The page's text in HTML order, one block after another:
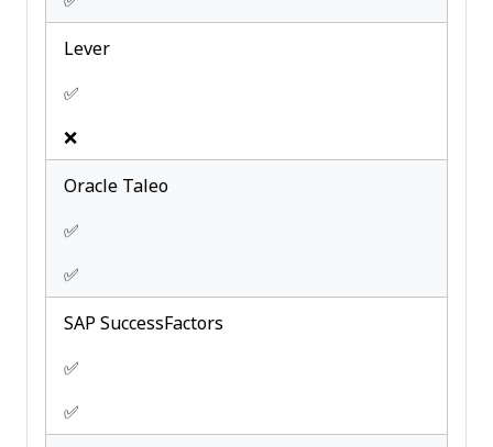
Lever
✅
❌
Oracle Taleo
✅
✅
SAP SuccessFactors
✅
✅